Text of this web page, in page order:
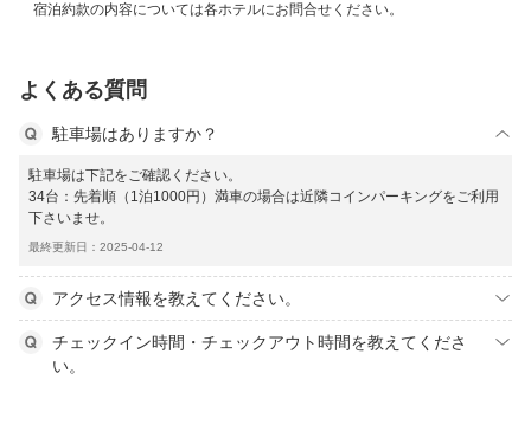
宿泊約款の内容については各ホテルにお問合せください。
よくある質問
駐車場はありますか？
駐車場は下記をご確認ください。
34台：先着順（1泊1000円）満車の場合は近隣コインパーキングをご利用
下さいませ。
最終更新日：2025-04-12
アクセス情報を教えてください。
チェックイン時間・チェックアウト時間を教えてくださ
い。